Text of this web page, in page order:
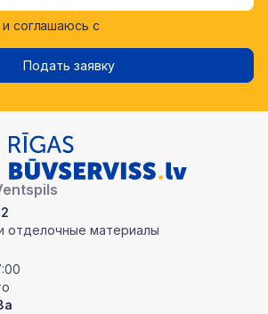
соглашаюсь с
Подать заявку
отделочные материалы